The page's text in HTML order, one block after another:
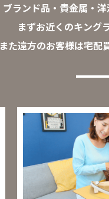
ブランド品・貴金属・洋
まずお近くのキング
また遠方のお客様は宅配